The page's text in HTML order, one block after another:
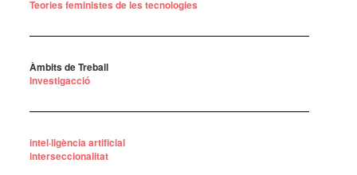
Teories feministes de les tecnologies
Àmbits de Treball
Investigacció
intel·ligència artificial
interseccionalitat